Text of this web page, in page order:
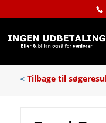
< Tilbage til